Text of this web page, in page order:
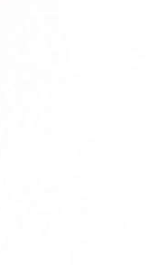
<strike> <strong>